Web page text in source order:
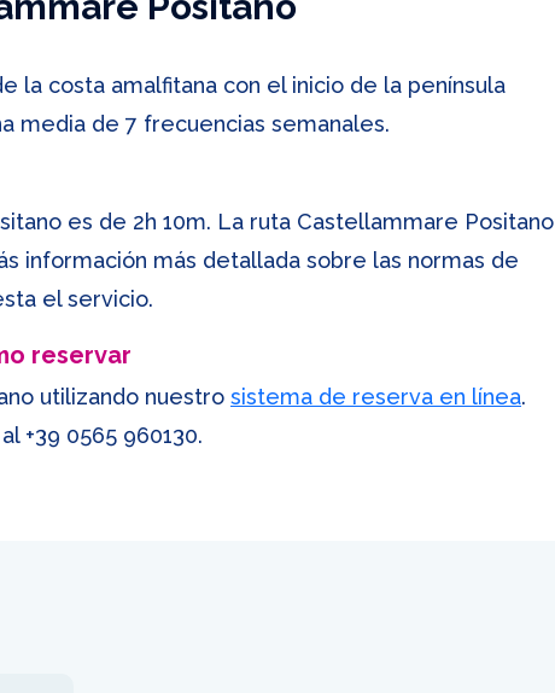
la costa amalfitana con el inicio de la península
media de 7 frecuencias semanales.
es de 2h 10m. La ruta Castellammare Positano
información más detallada sobre las normas de
el servicio.
reservar
utilizando nuestro sistema de reserva en línea.
+39 0565 960130.